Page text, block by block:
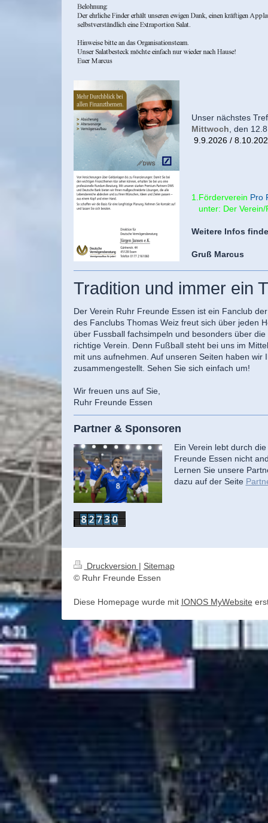
Unser nächstes
Mittwoch, den
9.9.2026 /
1.Förderverein Pro
unter: Der Verein/
Weitere Infos
Gruß Marcus
Tradition und immer ein
Der Verein Ruhr Freunde Essen ist ein Fanclub
des Fanclubs Thomas Weiz freut sich über jeden
über Fussball fachsimpeln und besonders über
richtige Verein. Denn Fußball steht bei uns im
mit uns aufnehmen. Auf unseren Seiten haben
zusammengestellt. Sehen Sie sich einfach um!
Wir freuen uns auf Sie,
Ruhr Freunde Essen
Partner & Sponsoren
Ein Verein lebt durch
Freunde Essen nicht
Lernen Sie unsere
dazu auf der Seite
Druckversion | Sitemap
© Ruhr Freunde Essen
Diese Homepage wurde mit IONOS MyWebsite